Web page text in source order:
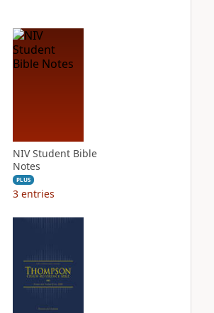
NIV Student Bible
Notes
PLUS
3 entries